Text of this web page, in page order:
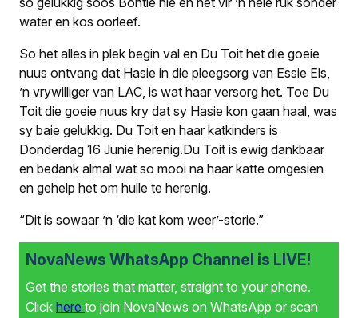
water en kos oorleef.
So het alles in plek begin val en Du Toit het die goeie
nuus ontvang dat Hasie in die pleegsorg van Essie Els,
’n vrywilliger van LAC, is wat haar versorg het. Toe Du
Toit die goeie nuus kry dat sy Hasie kon gaan haal, was
sy baie gelukkig. Du Toit en haar katkinders is
Donderdag 16 Junie herenig.Du Toit is ewig dankbaar
en bedank almal wat so mooi na haar katte omgesien
en gehelp het om hulle te herenig.
“Dit is sowaar ’n ‘die kat kom weer’-storie.”
NovaNews WhatsApp Channel is LIVE!
Get the stories that matter, straight to your phone.
Click here to join NovaNews on WhatsApp or scan